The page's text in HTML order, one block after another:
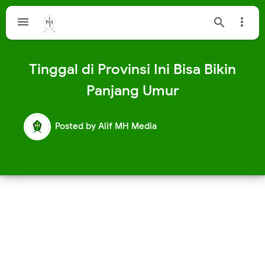
  
Tinggal di Provinsi Ini Bisa Bikin
Panjang Umur
Posted by Alif MH Media